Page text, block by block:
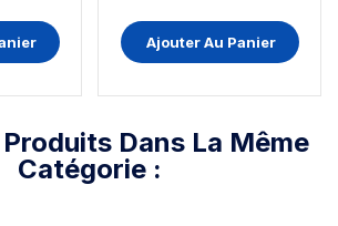
Ajouter Au Panier
Dans La Même
Catégorie :